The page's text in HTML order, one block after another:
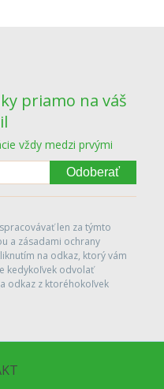
priamo na váš
vždy medzi prvými
Odoberať
len za týmto
a zásadami ochrany
na odkaz, ktorý vám
kedykoľvek odvolať
odkaz z ktoréhokoľvek